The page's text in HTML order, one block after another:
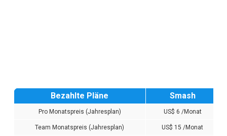
Bezahlte Pläne Smash
Pro Monatspreis (Jahresplan) US$ 6 /Monat
Team Monatspreis (Jahresplan) US$ 15 /Monat